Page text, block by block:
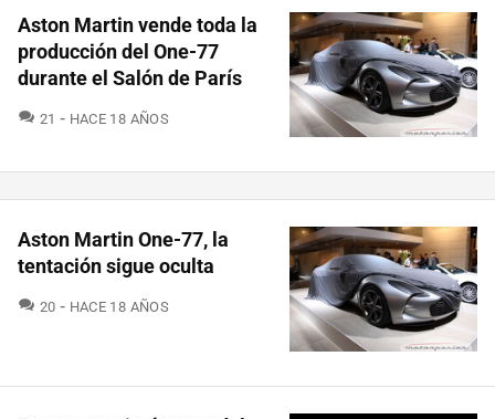
Aston Martin vende toda la
producción del One-77
durante el Salón de París
21 COMENTARIOS
HACE 18 AÑOS
Aston Martin One-77, la
tentación sigue oculta
20 COMENTARIOS
HACE 18 AÑOS